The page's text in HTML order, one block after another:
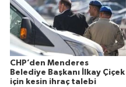
CHP’den Menderes
Belediye Başkanı İlkay Çiçek
için kesin ihraç talebi